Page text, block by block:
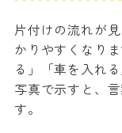
片付けの流れが
かりやすくなり
る」「車を入れ
写真で示すと、
す。